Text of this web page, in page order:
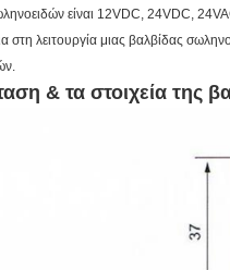
είναι 12VDC, 24VDC,
στη λειτουργία μιας βαλβίδας
& τα στοιχεία της